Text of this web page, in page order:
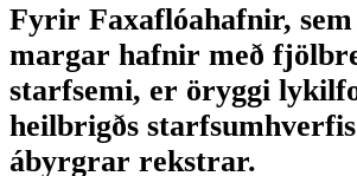
Fyrir Faxaflóahafnir,
margar hafnir með
starfsemi, er öryggi
heilbrigðs
ábyrgrar rekstrar.